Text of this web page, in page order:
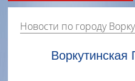
Новости по городу